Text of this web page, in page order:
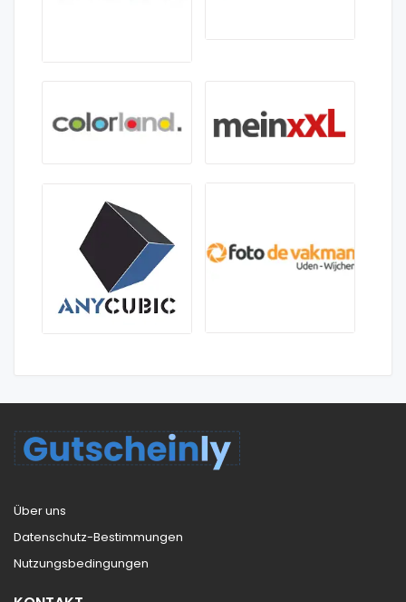
Über uns
Datenschutz-Bestimmungen
Nutzungsbedingungen